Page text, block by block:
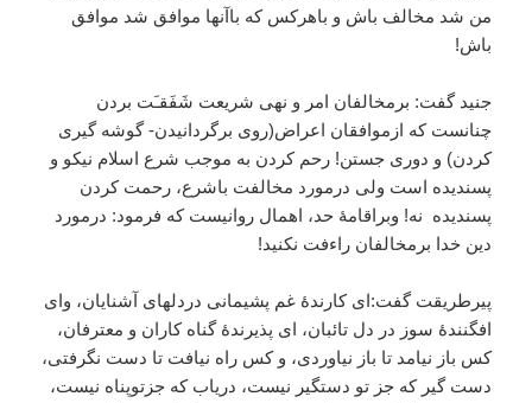
من شد مخالف باش و باهرکس که باآنها موافق شد موافق
باش!
جنید گفت: برمخالفان امر و نهی شریعت شَفَقـَت بردن
چنانست که ازموافقان اعراض(روی برگردانیدن- گوشه گیری
کردن) و دوری جستن! رحم کردن به موجب شرع اسلام نیکو و
پسندیده است ولی درمورد مخالفت باشرع، رحمت کردن
پسندیده نه! وبراقامۀ حد، اهمال روانیست که فرمود: درمورد
دین خدا برمخالفان راءفت نکنید!
پیرطریقت گفت:ای کارندۀ غم پشیمانی دردلهای آشنایان، وای
افگنندۀ سوز در دل تائبان، ای پذیرندۀ گناه کاران و معترفان،
کس باز نیامد تا باز نیاوردی، و کس راه نیافت تا دست نگرفتی،
دست گیر که جز تو دستگیر نیست، دریاب که جزتوپناه نیست،